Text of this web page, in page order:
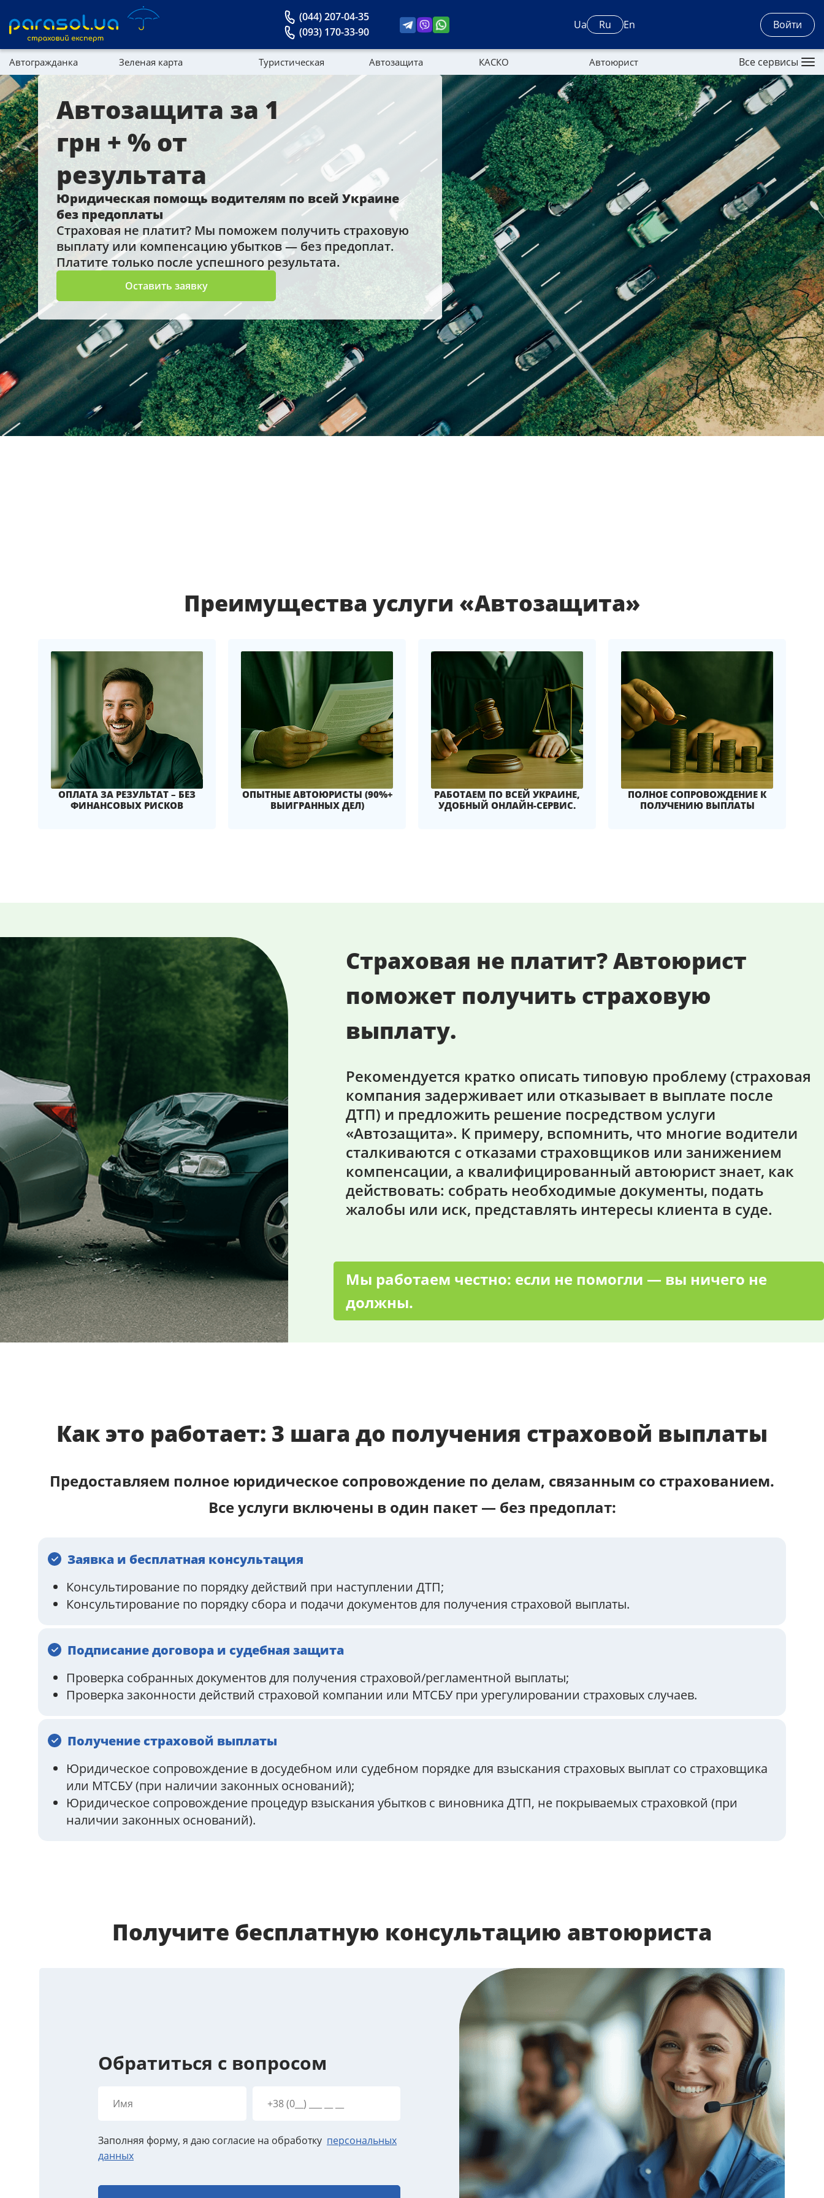
(044) 207-04-35
(093) 170-33-90
Ua Ru En Войти
Автогражданка Зеленая карта Туристическая Автозащита КАСКО Автоюрист
Имущество
Справочник компаний Новости
Партнерская программа
Все сервисы
Автозащита за 1
грн + % от
результата
Юридическая помощь водителям по всей Украине
без предоплаты
Страховая не платит? Мы поможем получить страховую
выплату или компенсацию убытков — без предоплат.
Платите только после успешного результата.
Оставить заявку
Преимущества услуги «Автозащита»
ОПЛАТА ЗА РЕЗУЛЬТАТ – БЕЗ
ФИНАНСОВЫХ РИСКОВ
ОПЫТНЫЕ АВТОЮРИСТЫ (90%+
ВЫИГРАННЫХ ДЕЛ)
РАБОТАЕМ ПО ВСЕЙ УКРАИНЕ,
УДОБНЫЙ ОНЛАЙН-СЕРВИС.
ПОЛНОЕ СОПРОВОЖДЕНИЕ К
ПОЛУЧЕНИЮ ВЫПЛАТЫ
Страховая не платит? Автоюрист
поможет получить страховую
выплату.
Рекомендуется кратко описать типовую проблему (страховая
компания задерживает или отказывает в выплате после
ДТП) и предложить решение посредством услуги
«Автозащита». К примеру, вспомнить, что многие водители
сталкиваются с отказами страховщиков или занижением
компенсации, а квалифицированный автоюрист знает, как
действовать: собрать необходимые документы, подать
жалобы или иск, представлять интересы клиента в суде.
Мы работаем честно: если не помогли — вы ничего не
должны.
Как это работает: 3 шага до получения страховой выплаты
Предоставляем полное юридическое сопровождение по делам, связанным со страхованием.
Все услуги включены в один пакет — без предоплат:
Заявка и бесплатная консультация
Консультирование по порядку действий при наступлении ДТП;
Консультирование по порядку сбора и подачи документов для получения страховой выплаты.
Подписание договора и судебная защита
Проверка собранных документов для получения страховой/регламентной выплаты;
Проверка законности действий страховой компании или МТСБУ при урегулировании страховых случаев.
Получение страховой выплаты
Юридическое сопровождение в досудебном или судебном порядке для взыскания страховых выплат со страховщика
или МТСБУ (при наличии законных оснований);
Юридическое сопровождение процедур взыскания убытков с виновника ДТП, не покрываемых страховкой (при
наличии законных оснований).
Получите бесплатную консультацию автоюриста
Обратиться с вопросом
Заполняя форму, я даю согласие на обработку персональных
данных